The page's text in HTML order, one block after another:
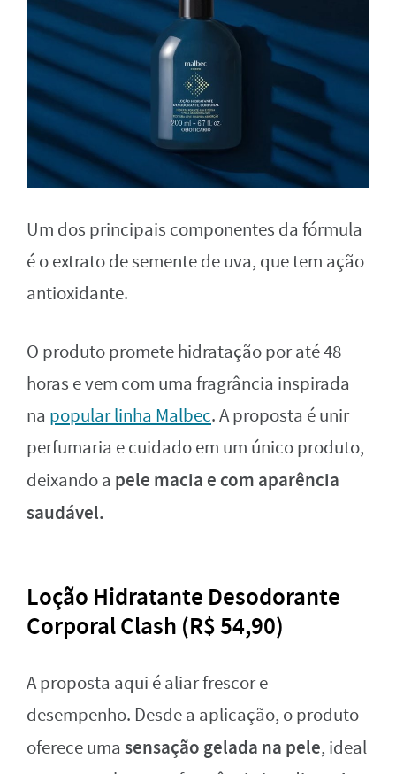
Um dos principais componentes da fórmula
é o extrato de semente de uva, que tem ação
antioxidante.
O produto promete hidratação por até 48
horas e vem com uma fragrância inspirada
na popular linha Malbec. A proposta é unir
perfumaria e cuidado em um único produto,
deixando a pele macia e com aparência
saudável.
Loção Hidratante Desodorante
Corporal Clash (R$ 54,90)
A proposta aqui é aliar frescor e
desempenho. Desde a aplicação, o produto
oferece uma sensação gelada na pele, ideal